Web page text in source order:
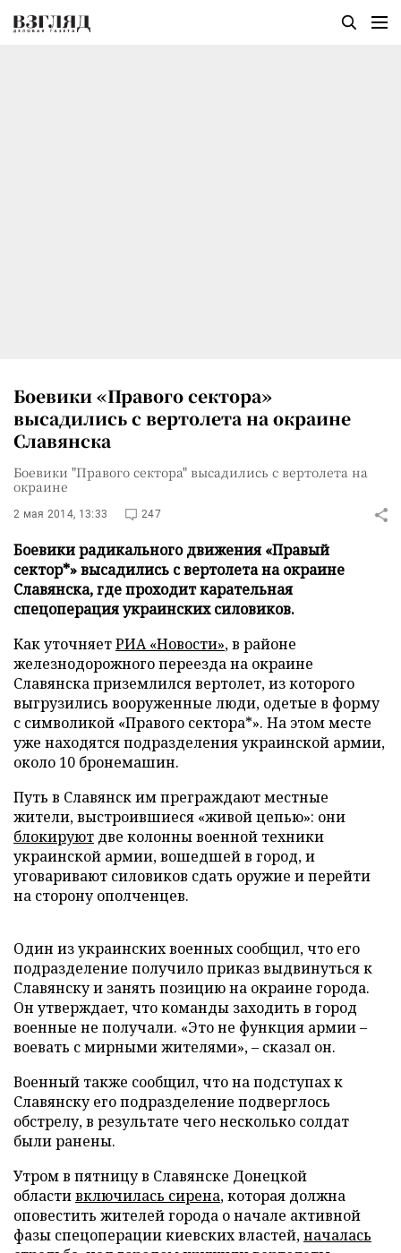
Боевики «Правого сектора»
высадились с вертолета на окраине
Славянска
Боевики "Правого сектора" высадились с вертолета на
окраине
2 мая 2014, 13:33 247
Боевики радикального движения «Правый
сектор*» высадились с вертолета на окраине
Славянска, где проходит карательная
спецоперация украинских силовиков.
Как уточняетРИА «Новости», в районе
железнодорожного переезда на окраине
Славянска приземлился вертолет, из которого
выгрузились вооруженные люди, одетые в форму
с символикой «Правого сектора*». На этом месте
уже находятся подразделения украинской армии,
около 10 бронемашин.
Путь в Славянск им преграждают местные
жители, выстроившиеся «живой цепью»: они
блокируют две колонны военной техники
украинской армии, вошедшей в город, и
уговаривают силовиков сдать оружие и перейти
на сторону ополченцев.
Один из украинских военных сообщил, что его
подразделение получило приказ выдвинуться к
Славянску и занять позицию на окраине города.
Он утверждает, что команды заходить в город
военные не получали. «Это не функция армии–
воевать с мирными жителями»,– сказал он.
Военный также сообщил, что на подступах к
Славянску его подразделение подверглось
обстрелу, в результате чего несколько солдат
были ранены.
Утром в пятницу в Славянске Донецкой
областивключилась сирена, которая должна
оповестить жителей города о начале активной
фазы спецоперации киевских властей,началась